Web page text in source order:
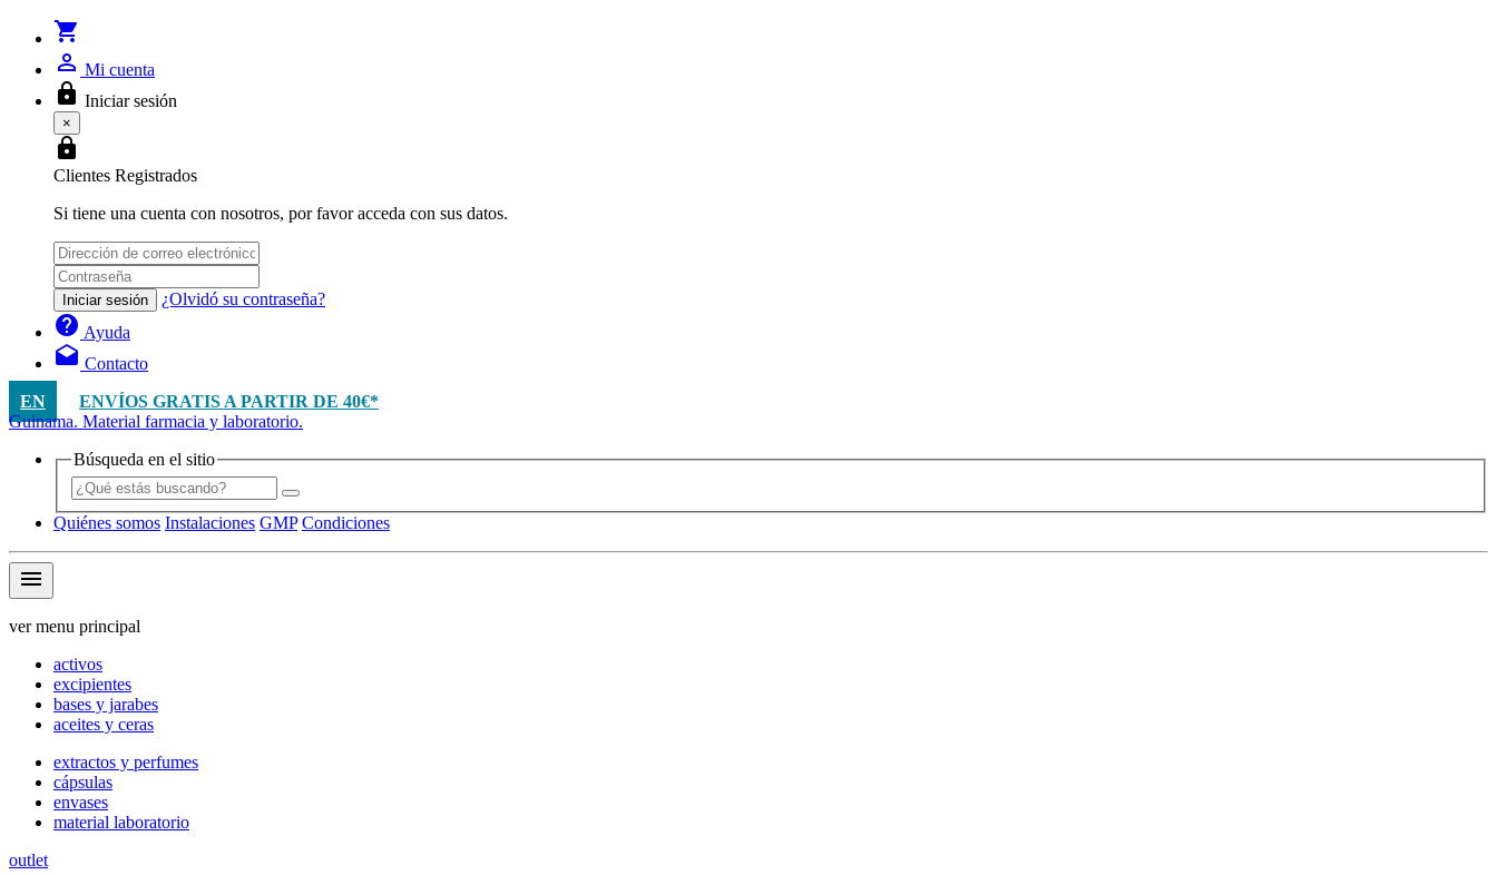
shopping_cart
person_outline Mi cuenta
lock Iniciar sesión
×
lock
Clientes Registrados
Si tiene una cuenta con nosotros, por favor acceda con sus datos.
Iniciar sesión ¿Olvidó su contraseña?
help Ayuda
drafts Contacto
EN
ENVÍOS GRATIS A PARTIR DE 40€*
Guinama. Material farmacia y laboratorio.
Búsqueda en el sitio
Quiénes somos Instalaciones GMP Condiciones
menu
ver menu principal
activos
excipientes
bases y jarabes
aceites y ceras
extractos y perfumes
cápsulas
envases
material laboratorio
outlet